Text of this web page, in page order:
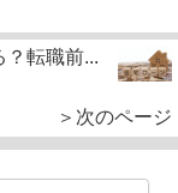
？転職前...
＞次のページ